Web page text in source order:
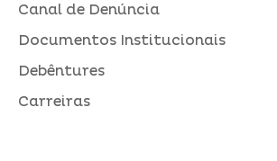
Canal de Denúncia
Documentos Institucionais
Debêntures
Carreiras